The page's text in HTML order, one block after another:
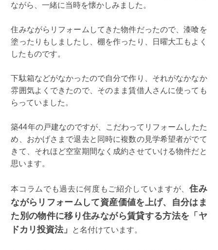
ながら、一緒に当時を懐かしみました。
住みながらリフォームしてきた物件だったので、漆喰を
塗ったりもしましたし、棚を作ったり、日曜大工もよく
したものです。
下駄箱などがなかったので自分で作り、それがなかなか
雰囲気よくできたので、そのまま賃借人さんに使っても
らっていました。
築44年の戸建なのですが、こだわってリフォームしたた
め、おかげさまで退去と同時に複数の見学希望者がでて
きて、それほど空室期間なく成約させていける物件だと
思います。
本コラムでも過去に何度もご紹介していますが、 住み
ながらリフォームして資産価値を上げ、自分はま
た別の物件に移り住みながら賃貸する方法を「ヤ
ドカリ投資法」
と名付けています。